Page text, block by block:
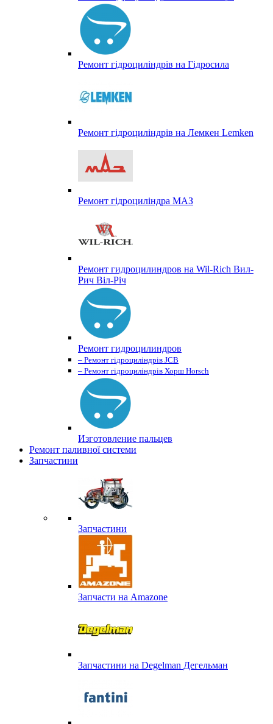
Ремонт гідроциліндрів на Гідросила
Ремонт гідроциліндрів на Лемкен Lemken
Ремонт гідроциліндра МАЗ
Ремонт гидроцилиндров на Wil-Rich Вил-
Рич Віл-Річ
Ремонт гидроцилиндров
– Ремонт гідроциліндрів JCB
– Ремонт гідроциліндрів Хорш Horsch
Изготовление пальцев
Ремонт паливної системи
Запчастини
Запчастини
Запчасти на Amazone
Запчастини на Degelman Дегельман